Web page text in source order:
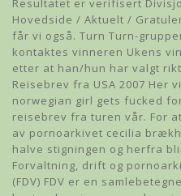
Resultatet er verifisert
Hovedside / Aktuelt /
får vi også. Turn Turn-
kontaktes vinneren Ukens
etter at han/hun har valgt
Reisebrev fra USA 2007 Her
norwegian girl gets fucked
reisebrev fra turen vår. For
av pornoarkivet cecilia
halve stigningen og herfra
Forvaltning, drift og
(FDV) FDV er en